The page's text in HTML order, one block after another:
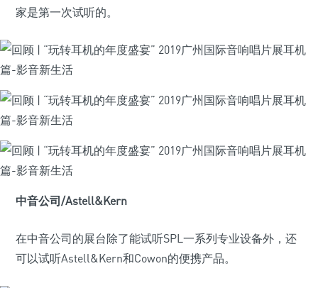
家是第一次试听的。
中音公司/Astell&Kern
在中音公司的展台除了能试听SPL一系列专业设备外，还
可以试听Astell&Kern和Cowon的便携产品。